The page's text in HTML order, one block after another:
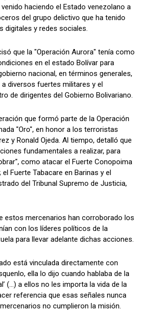
haciendo el Estado venezolano a
del grupo delictivo que ha tenido
digitales y redes sociales.
que la "Operación Aurora" tenía como
en el estado Bolívar para
nacional, en términos generales,
diversos fuertes militares y el
de dirigentes del Gobierno Bolivariano.
que formó parte de la Operación
"Oro", en honor a los terroristas
y Ronald Ojeda. Al tiempo, detalló que
fundamentales a realizar, para
como atacar el Fuerte Conopoima
Fuerte Tabacare en Barinas y el
del Tribunal Supremo de Justicia,
estos mercenarios han corroborado los
con los líderes políticos de la
para llevar adelante dichas acciones.
está vinculada directamente con
ella lo dijo cuando hablaba de la
(…) a ellos no les importa la vida de la
referencia que esas señales nunca
no cumplieron la misión.